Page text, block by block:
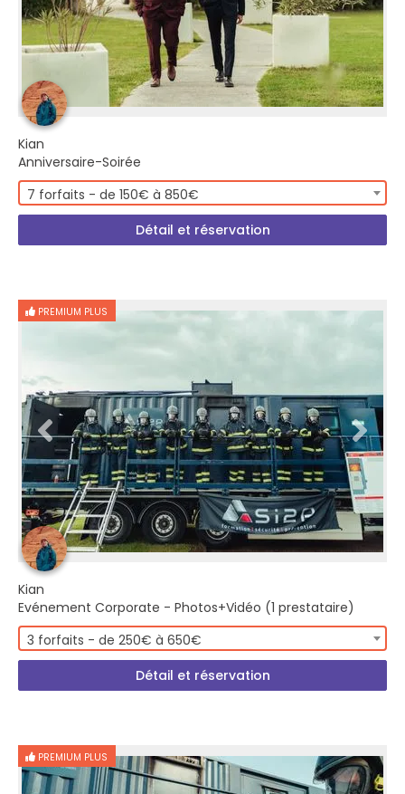
Kian
Anniversaire-Soirée
7 forfaits - de 150€ à 850€
Détail et réservation
PREMIUM PLUS
Kian
Evénement Corporate - Photos+Vidéo (1 prestataire)
3 forfaits - de 250€ à 650€
Détail et réservation
PREMIUM PLUS